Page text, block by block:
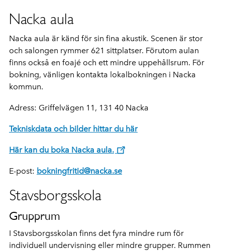
Nacka aula
Nacka aula är känd för sin fina akustik. Scenen är stor
och salongen rymmer 621 sittplatser. Förutom aulan
finns också en foajé och ett mindre uppehållsrum. För
bokning, vänligen kontakta lokalbokningen i Nacka
kommun.
Adress: Griffelvägen 11, 131 40 Nacka
Tekniskdata och bilder hittar du här
Här kan du boka Nacka aula.
E-post: bokningfritid@nacka.se
Stavsborgsskola
Grupprum
I Stavsborgsskolan finns det fyra mindre rum för
individuell undervisning eller mindre grupper. Rummen